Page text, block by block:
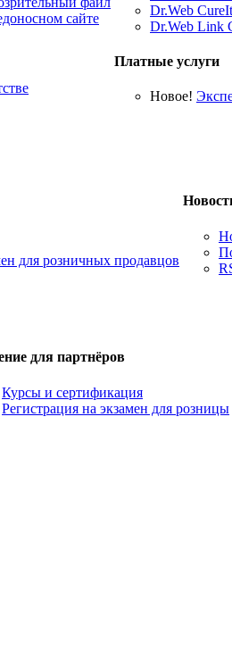
сайте
Dr.Web
Dr.Web Link
Платные услуги
Новое!
для розничных продавцов
для партнёров
Курсы и сертификация
Регистрация на экзамен для розницы